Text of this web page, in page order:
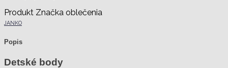
Produkt Značka oblečenia
JANKO
Popis
Detské body